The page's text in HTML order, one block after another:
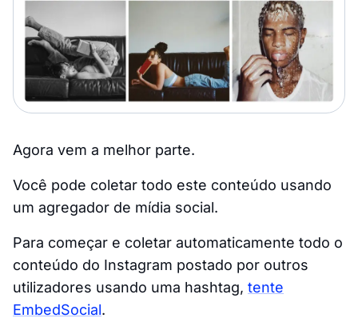
Agora vem a melhor parte.
Você pode coletar todo este conteúdo usando
um agregador de mídia social.
Para começar e coletar automaticamente todo o
conteúdo do Instagram postado por outros
utilizadores usando uma hashtag, tente
EmbedSocial.